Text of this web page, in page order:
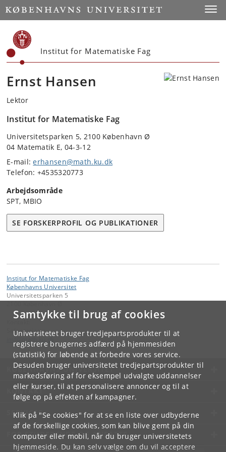
Samtykke til brug af cookies
Universitetet bruger tredjepartsprodukter til at
registrere brugernes adfærd på hjemmesiden
(statistik) for løbende at forbedre vores service.
Desuden bruger universitetet tredjepartsprodukter til
markedsføring af for eksempel udvalgte uddannelser
eller kurser, til at personalisere annoncer og til at
følge op på effekten af kampagner.
Klik på "Se cookies" for at se en liste over udbyderne
af de forskellige cookies, som kan blive gemt på din
computer eller mobil, når du bruger universitetets
hjemmeside. Du kan selv vælge om du vil acceptere
Start
Institut for Matematiske Fag
Ernst Hansen
Lektor
Institut for Matematiske Fag
Universitetsparken 5, 2100 København Ø
04 Matematik E, 04-3-12
E-mail:erhansen@math.ku.dk
Telefon: +4535320773
Arbejdsområde
SPT, MBIO
SE FORSKERPROFIL OG PUBLIKATIONER
Institut for Matematiske Fag
Københavns Universitet
Universitetsparken 5
Sekretariatet
KØBENHAVNS UNIVERSITET
KONTAKT
SERVICES
FOR STUDERENDE OG ANSATTE